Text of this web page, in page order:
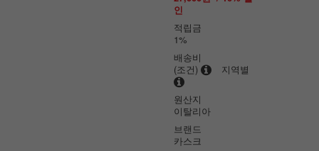
인
적립금
1%
배송비
(조건)
지역별
원산지
이탈리아
브랜드
카스크